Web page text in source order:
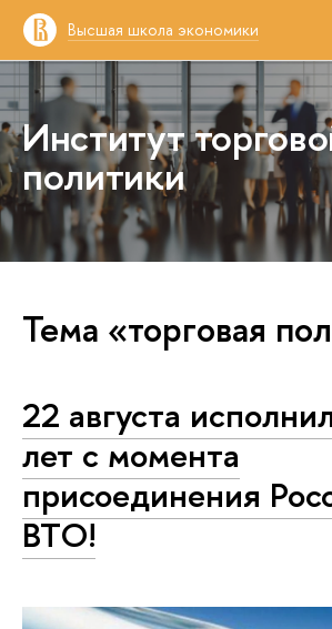
Высшая школа экономики
Институт
политики
Тема «торговая
22 августа
лет с момента
присоединения
ВТО!